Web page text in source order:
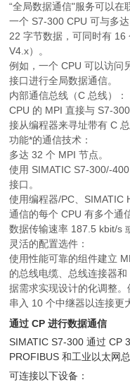
“全局数据通信"服务可以在
一个 S7-300 CPU 可与多
22 字节数据，可同时有 16
V4.x）。
例如，一个 CPU 可以访问
接口进行全局数据通信。
内部通信总线（C 总线）：
CPU 的 MPI 直接与 S7-
接从编程器来寻址带有 C
功能*的通信技术：
多达 32 个 MPI 节点。
使用 SIMATIC S7-300/-
接口。
使用编程器/PC、SIMATIC
通信的每个 CPU 有多个通
数据传输速率 187.5 kbit/s
灵活的配置选件：
使用性能可靠的组件建立
的总线电缆、总线连接器
据需求实现设计的化调整
串入 10 个中继器以连接更
通过 CP 进行数据通信
SIMATIC S7-300 通过 CP
PROFIBUS 和工业以太网总
可连接以下设备：